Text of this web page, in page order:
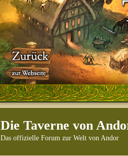
Die Taverne von
Das offizielle Forum zur Welt von Andor